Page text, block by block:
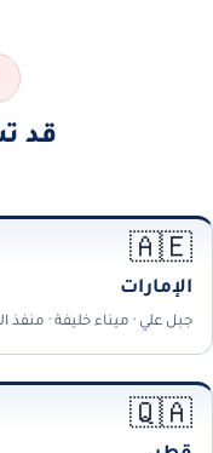
قد
🇦🇪
الإمارات
جبل علي · ميناء خليفة · منفذ
🇶🇦